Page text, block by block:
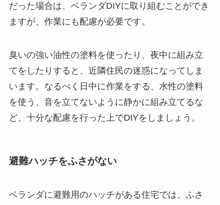
だった場合は、ベランダDIYに取り組むことができ
ますが、作業にも配慮が必要です。
臭いの強い油性の塗料を使ったり、夜中に組み立
てをしたりすると、近隣住民の迷惑になってしま
います。 なるべく日中に作業をする、水性の塗料
を使う、音を立てないように静かに組み立てるな
ど、十分な配慮を行った上でDIYをしましょう。
避難ハッチをふさがない
ベランダに避難用のハッチがある住宅では、ふさ